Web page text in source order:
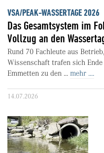
VSA/PEAK-WASSERTAGE 2026
Das Gesamtsystem im
Vollzug an den
Rund 70 Fachleute aus
Wissenschaft trafen sich
Emmetten zu den ... mehr ....
14.07.2026